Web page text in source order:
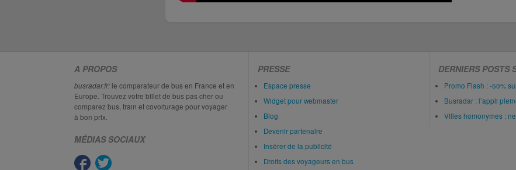
A PROPOS
busradar.fr: le comparateur de bus en France et en
Europe. Trouvez votre billet de bus pas cher ou
comparez bus, train et covoiturage pour voyager
à bon prix.
MÉDIAS SOCIAUX
PRESSE
Espace presse
Widget pour webmaster
Blog
Devenir partenaire
Insérer de la publicité
Droits des voyageurs en bus
DERNIERS POSTS
Promo Flash : -50%
Busradar : l’appli
Villes homonymes :